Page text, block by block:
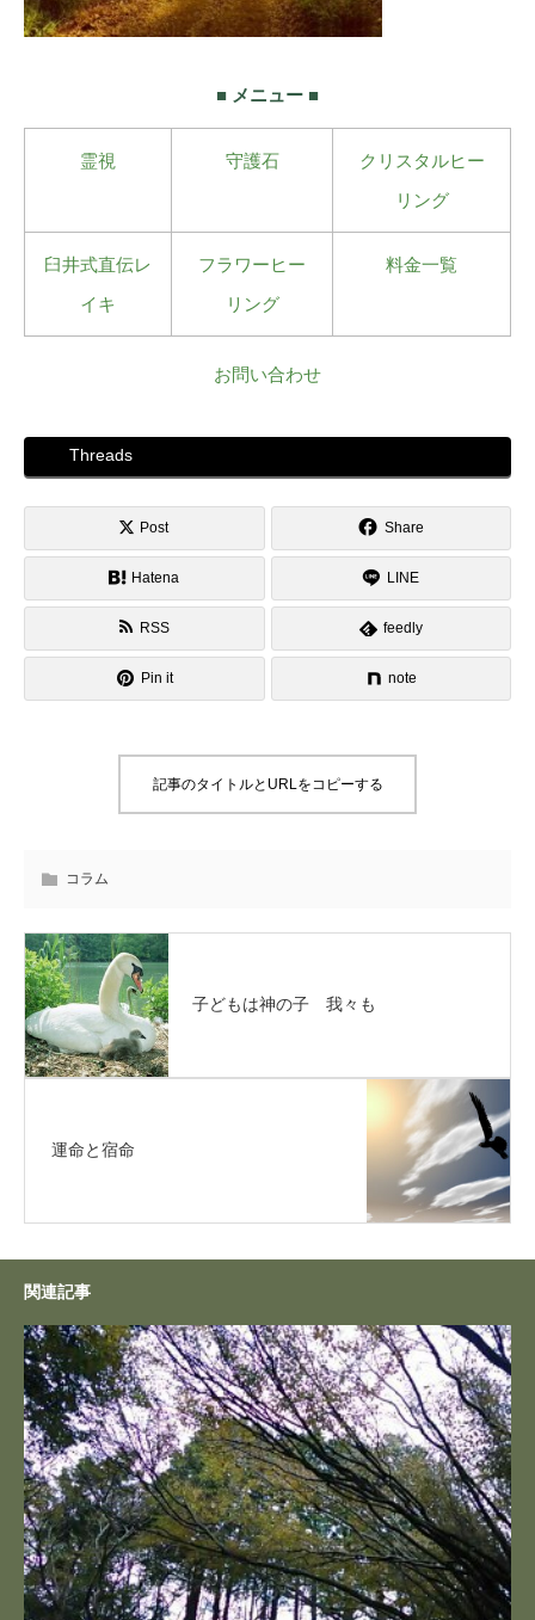
■ メニュー ■
霊視 守護石
クリスタルヒー
リング
臼井式直伝レ
イキ
フラワーヒー
リング
料金一覧
お問い合わせ
Threads
Post Share
Hatena LINE
RSS feedly
Pin it note
記事のタイトルとURLをコピーする
コラム
子どもは神の子 我々も
運命と宿命
関連記事